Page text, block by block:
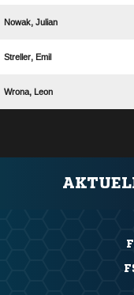
 
 
 